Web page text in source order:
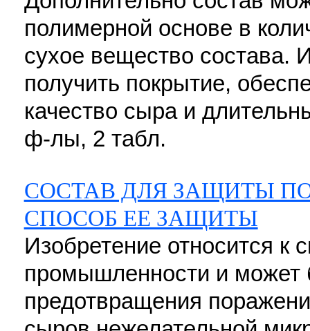
полимерной основе в
сухое вещество состава.
получить покрытие,
качество сыра и
ф-лы, 2 табл.
СОСТАВ ДЛЯ ЗАЩИТЫ
СПОСОБ ЕЕ ЗАЩИТЫ
Изобретение относится к
промышленности и может
предотвращения